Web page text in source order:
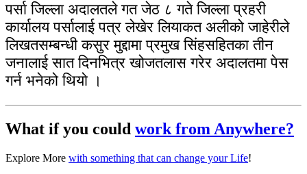
पर्सा जिल्ला अदालतले गत जेठ ८ गते जिल्ला प्रहरी
कार्यालय पर्सालाई पत्र लेखेर लियाकत अलीको जाहेरीले
लिखतसम्बन्धी कसुर मुद्दामा प्रमुख सिंहसहितका तीन
जनालाई सात दिनभित्र खोजतलास गरेर अदालतमा पेस
गर्न भनेको थियो ।
What if you could work from Anywhere?
Explore More with something that can change your Life!